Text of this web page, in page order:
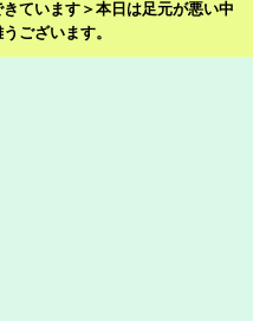
ています＞本日は足元が悪い中
ございます。